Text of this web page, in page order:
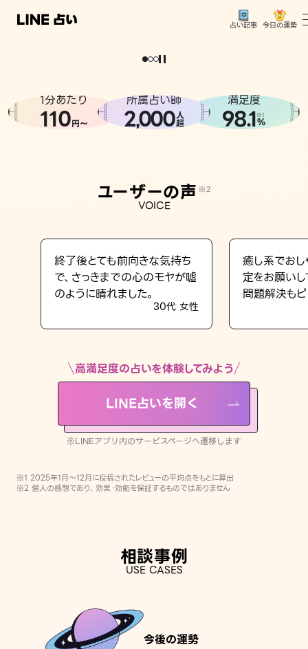
占い記事 今日の運勢
相談事例
LINE占いを開く
※LINEアプリ内のサービスページへ遷移します
どうせなら
。
1分あたり
110円〜
所属占い師
2,000人
超
満足度
98.1※1
%
ユーザーの声 ※2
VOICE
終了後とても前向きな気持ち
で、さっきまでの心のモヤが嘘
のように晴れました。
30代 女性
癒し系でおし
定をお願い
問題解決もピ
高満足度の占いを体験してみよう
LINE占いを開く
※LINEアプリ内のサービスページへ遷移します
※1 2025年1月〜12月に投稿されたレビューの平均点をもとに算出
※2 個人の感想であり、効果・効能を保証するものではありません
相談事例
USE CASES
今後の運勢